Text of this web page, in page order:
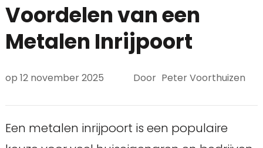
Voordelen van een
Metalen Inrijpoort
op 12 november 2025 Door Peter Voorthuizen
Een metalen inrijpoort is een populaire